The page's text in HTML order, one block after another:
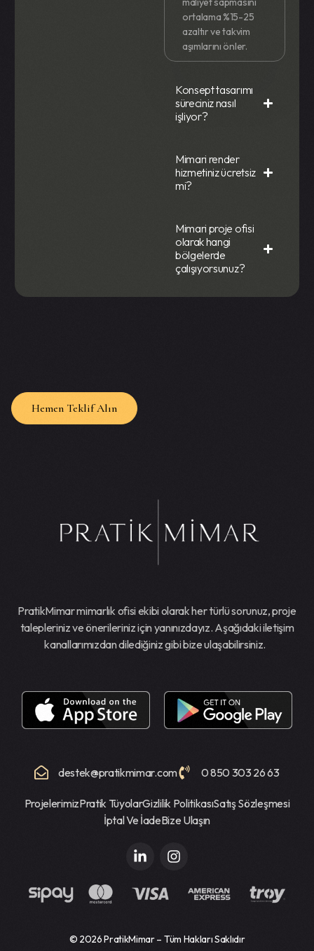
ortalama %15-25
azaltır ve takvim
aşımlarını önler.
Konsept tasarımı
süreciniz nasıl
işliyor?
Mimari render
hizmetiniz ücretsiz
mi?
Mimari proje ofisi
olarak hangi
bölgelerde
çalışıyorsunuz?
Hemen Teklif Alın
PratikMimar mimarlık ofisi ekibi olarak her türlü sorunuz, proje
talepleriniz ve önerileriniz için yanınızdayız. Aşağıdaki iletişim
kanallarımızdan dilediğiniz gibi bize ulaşabilirsiniz.
destek@pratikmimar.com 0 850 303 26 63
ProjelerimizPratik TüyolarGizlilik PolitikasıSatış Sözleşmesi
İptal Ve İadeBize Ulaşın
© 2026PratikMimar– Tüm Hakları Saklıdır